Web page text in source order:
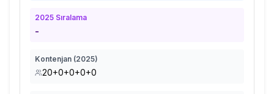
2025 Sıralama
-
Kontenjan (2025)
20+0+0+0+0